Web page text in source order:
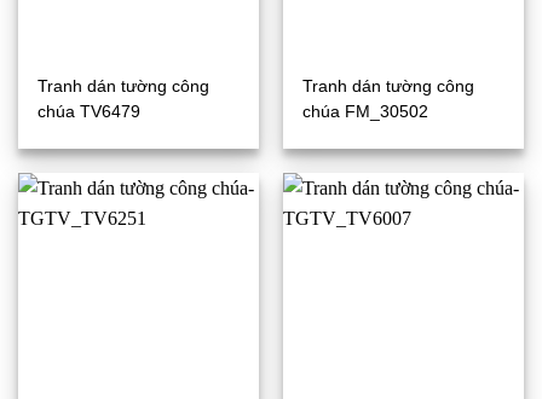
Tranh dán tường công
chúa TV6479
Tranh dán tường công
chúa FM_30502